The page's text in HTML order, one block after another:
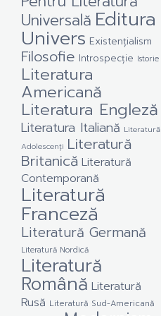
Universală Editura
Univers Existențialism
Filosofie Introspecție Istorie
Literatura
Americană
Literatura Engleză
Literatura Italiană Literatură
Adolescenți Literatură
Britanică Literatură
Contemporană
Literatură
Franceză
Literatură Germană
Literatură Nordică
Literatură
Română Literatură
Rusă Literatură Sud-Americană